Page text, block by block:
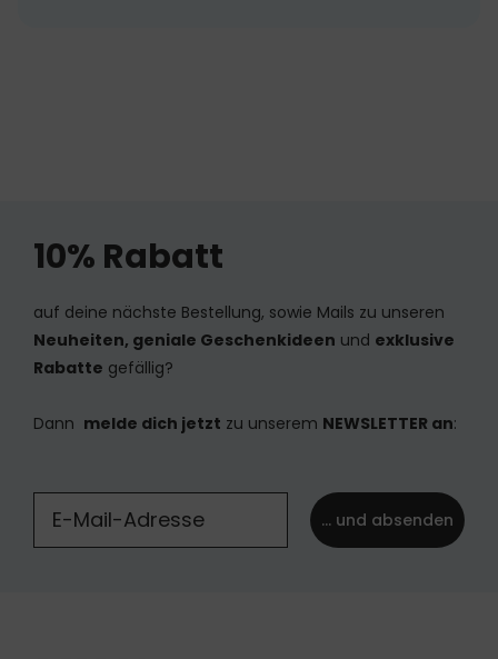
10% Rabatt
auf deine nächste Bestellung, sowie Mails zu unseren
Neuheiten, geniale Geschenkideen und exklusive
Rabatte gefällig?
Dann melde dich jetzt zu unserem NEWSLETTER an:
... und absenden